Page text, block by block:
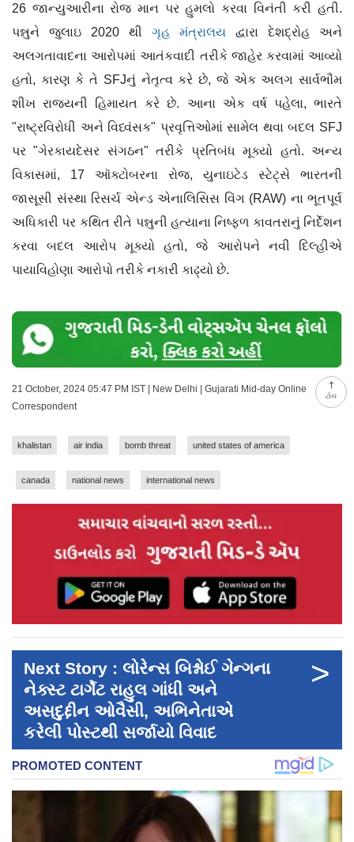
ટોચ
26 જાન્યુઆરીના રોજ માન પર હુમલો કરવા વિનંતી કરી હતી.
પન્નુને જુલાઇ 2020 થી ગૃહ મંત્રાલય દ્વારા દેશદ્રોહ અને
અલગતાવાદના આરોપમાં આતંકવાદી તરીકે જાહેર કરવામાં આવ્યો
હતો, કારણ કે તે SFJનું નેતૃત્વ કરે છે, જે એક અલગ સાર્વભૌમ
શીખ રાજ્યની હિમાયત કરે છે. આના એક વર્ષ પહેલા, ભારતે
"રાષ્ટ્રવિરોધી અને વિધ્વંસક" પ્રવૃત્તિઓમાં સામેલ થવા બદલ SFJ
પર "ગેરકાયદેસર સંગઠન" તરીકે પ્રતિબંધ મૂક્યો હતો. અન્ય
વિકાસમાં, 17 ઑક્ટોબરના રોજ, યુનાઇટેડ સ્ટેટ્સે ભારતની
જાસૂસી સંસ્થા રિસર્ચ એન્ડ એનાલિસિસ વિંગ (RAW) ના ભૂતપૂર્વ
અધિકારી પર કથિત રીતે પન્નુની હત્યાના નિષ્ફળ કાવતરાનું નિર્દેશન
કરવા બદલ આરોપ મૂક્યો હતો, જે આરોપને નવી દિલ્હીએ
પાયાવિહોણા આરોપો તરીકે નકારી કાઢ્યો છે.
21 October, 2024 05:47 PM IST | New Delhi | Gujarati Mid-day Online
Correspondent
khalistan air india bomb threat united states of america
canada national news international news
Next Story : લોરેન્સ બિશ્નોઈ ગેન્ગના
નેક્સ્ટ ટાર્ગેટ રાહુલ ગાંધી અને
અસદુદ્દીન ઓવૈસી, અભિનેતાએ
કરેલી પોસ્ટથી સર્જાયો વિવાદ
>